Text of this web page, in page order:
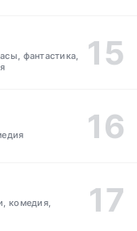
фантастика,
комедия,